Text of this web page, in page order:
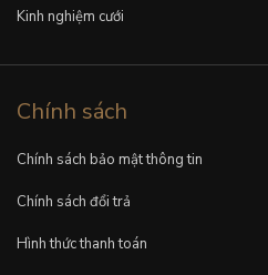
Kinh nghiệm cưới
Chính sách
Chính sách bảo mật thông tin
Chính sách đổi trả
Hình thức thanh toán